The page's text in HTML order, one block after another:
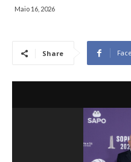
Maio 16, 2026
Share